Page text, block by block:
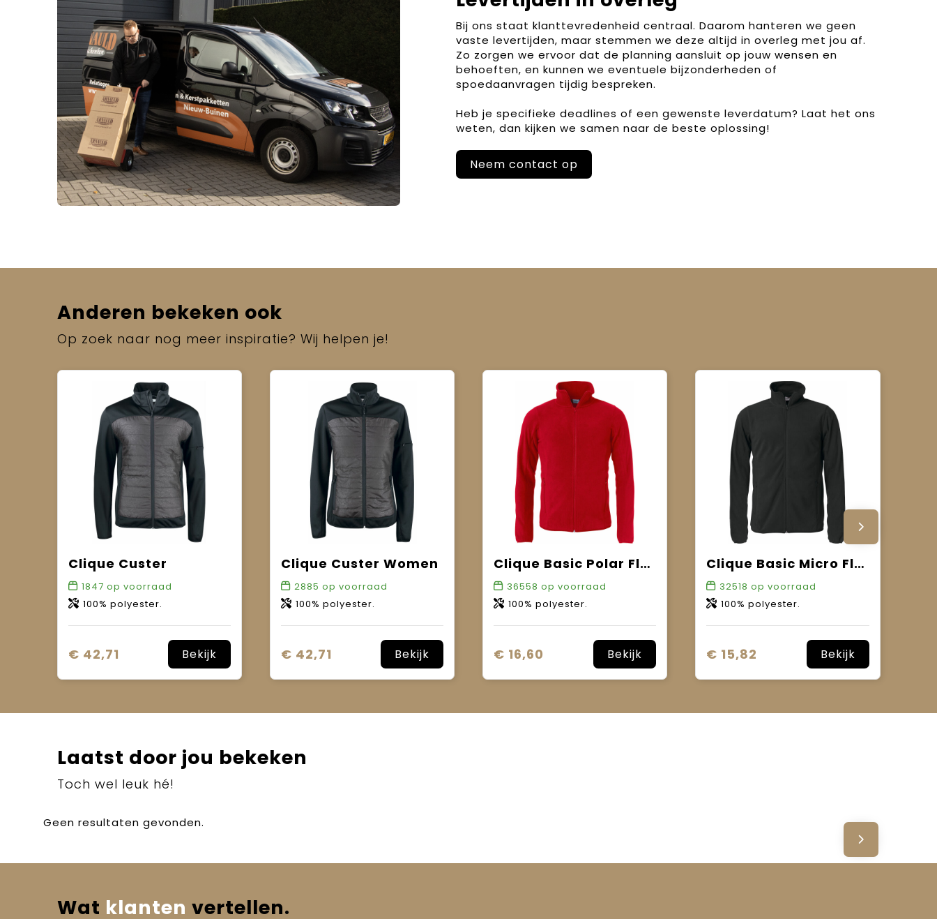
Bij ons staat klanttevredenheid centraal. Daarom hanteren we geen
vaste levertijden, maar stemmen we deze altijd in overleg met jou af.
Zo zorgen we ervoor dat de planning aansluit op jouw wensen en
behoeften, en kunnen we eventuele bijzonderheden of
spoedaanvragen tijdig bespreken.
Heb je specifieke deadlines of een gewenste leverdatum? Laat het ons
weten, dan kijken we samen naar de beste oplossing!
Neem contact op
Anderen bekeken ook
Op zoek naar nog meer inspiratie? Wij helpen je!
Clique Custer
1847 op voorraad
100% polyester.
€ 42,71 Bekijk
Clique Custer Women
2885 op voorraad
100% polyester.
€ 42,71 Bekijk
Clique Basic Polar Fleece Jacket
36558 op voorraad
100% polyester.
€ 16,60 Bekijk
Clique Basic Micro Fleece Jacket
32518 op voorraad
100% polyester.
€ 15,82 Bekijk
Laatst door jou bekeken
Toch wel leuk hé!
Geen resultaten gevonden.
Wat klanten vertellen.